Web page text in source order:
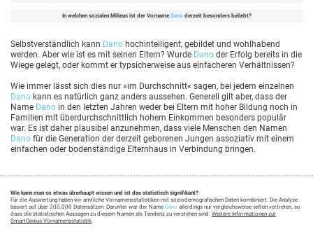
In welchen sozialen Milieus ist der Vorname Danoderzeit besonders beliebt?
Selbstverständlich kann Dano hochintelligent, gebildet und wohlhabend
werden. Aber wie ist es mit seinen Eltern? Wurde Dano der Erfolg bereits in die
Wiege gelegt, oder kommt er typsicherweise aus einfacheren Verhältnissen?
Wie immer lässt sich dies nur »im Durchschnitt« sagen, bei jedem einzelnen
Dano kann es natürlich ganz anders aussehen. Generell gilt aber, dass der
Name Dano in den letzten Jahren weder bei Eltern mit hoher Bildung noch in
Familien mit überdurchschnittlich hohem Einkommen besonders populär
war. Es ist daher plausibel anzunehmen, dass viele Menschen den Namen
Dano für die Generation der derzeit geborenen Jungen assoziativ mit einem
einfachen oder bodenständige Elternhaus in Verbindung bringen.
Wie kann man so etwas überhaupt wissen und ist das statistisch signifikant?
Für die Auswertung haben wir amtliche Vornamensstatistiken mit soziodemografischen Daten kombiniert. Die Analyse
basiert auf über 300.000 Datensätzen. Darunter war der Name Dano allerdings nur vergleichsweise selten vertreten, so
dass die statistischen Aussagen zu diesem Namen als Tendenz zu verstehen sind. Weitere Informationen zur
SmartGenius-Vornamensstatistik.